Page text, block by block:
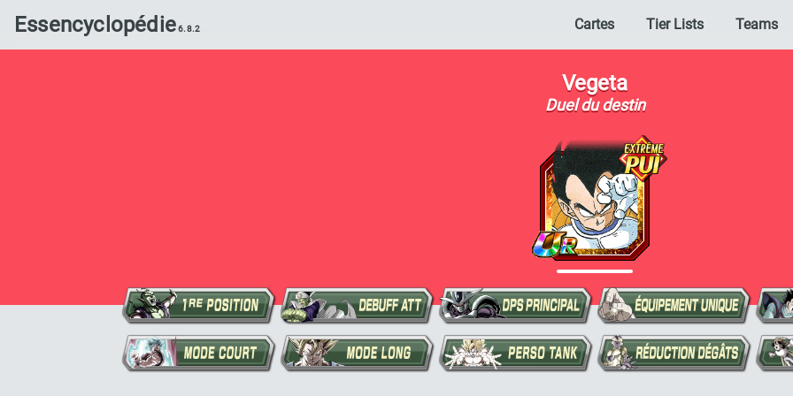
Essencyclopédie Cartes Tier Lists Teams
Vegeta
Duel du destin